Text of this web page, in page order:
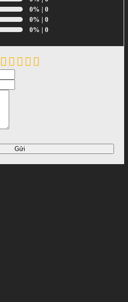
0% | 0
0% | 0
0% | 0
Gửi